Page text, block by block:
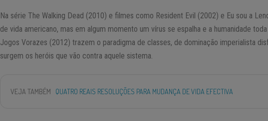
Na série The Walking Dead (2010) e filmes como Resident Evil (2002) e Eu sou a
de vida americano, mas em algum momento um vírus se espalha e a humanidade
Jogos Vorazes (2012) trazem o paradigma de classes, de dominação imperialista
surgem os heróis que vão contra aquele sistema.
VEJA TAMBÉM QUATRO REAIS RESOLUÇÕES PARA MUDANÇA DE VIDA EFECTIVA